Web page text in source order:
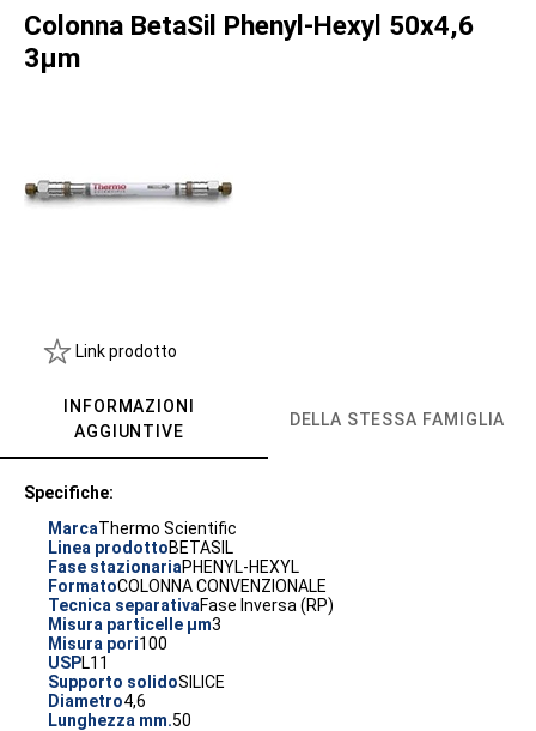
Colonna BetaSil Phenyl-Hexyl 50x4,6
3µm
Link prodotto
INFORMAZIONI
AGGIUNTIVE
DELLA STESSA FAMIGLIA
Specifiche:
MarcaThermo Scientific
Linea prodottoBETASIL
Fase stazionariaPHENYL-HEXYL
FormatoCOLONNA CONVENZIONALE
Tecnica separativaFase Inversa (RP)
Misura particelle µm3
Misura pori100
USPL11
Supporto solidoSILICE
Diametro4,6
Lunghezza mm.50